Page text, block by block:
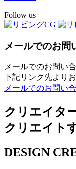
Follow us
メールでのお問
メールでのお問い合
下記リンク先より
メールでのお問い
クリエイタ
クリエイト
DESIGN